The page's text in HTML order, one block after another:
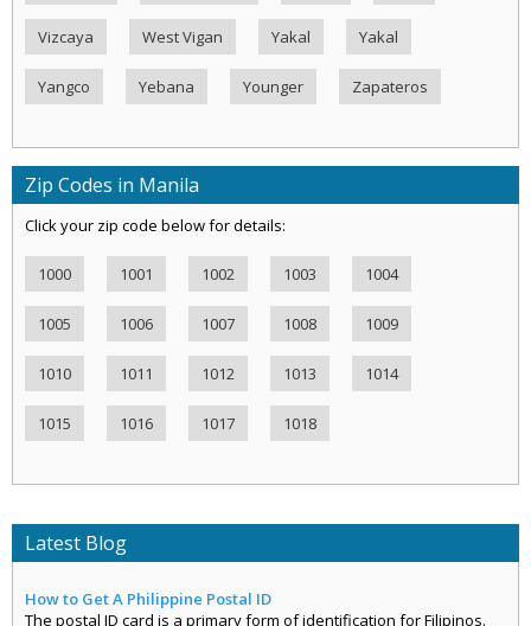
Vizcaya West Vigan Yakal Yakal
Yangco Yebana Younger Zapateros
Zip Codes in Manila
Click your zip code below for details:
1000 1001 1002 1003 1004
1005 1006 1007 1008 1009
1010 1011 1012 1013 1014
1015 1016 1017 1018
Latest Blog
How to Get A Philippine Postal ID
The postal ID card is a primary form of identification for Filipinos.